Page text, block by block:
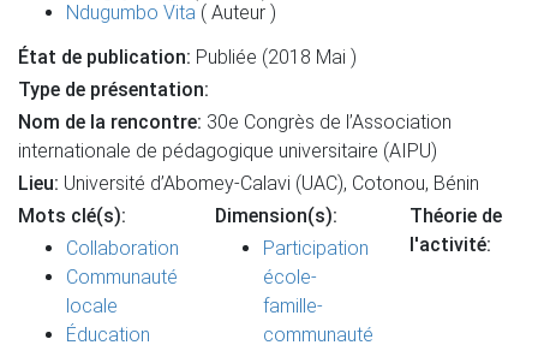
Ndugumbo Vita ( Auteur )
État de publication: Publiée (2018 Mai )
Type de présentation:
Nom de la rencontre: 30e Congrès de l’Association
internationale de pédagogique universitaire (AIPU)
Lieu: Université d’Abomey-Calavi (UAC), Cotonou, Bénin
Mots clé(s):
Collaboration
Communauté
locale
Éducation
Dimension(s):
Participation
école-
famille-
communauté
Théorie de
l'activité: